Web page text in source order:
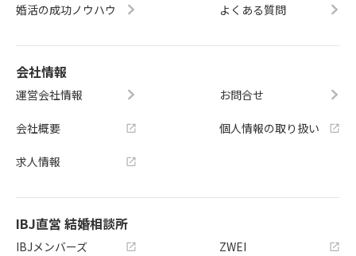
婚活の成功ノウハウ よくある質問
会社情報
運営会社情報
会社概要
求人情報
お問合せ
個人情報の取り扱い
IBJ直営 結婚相談所
IBJメンバーズ ZWEI